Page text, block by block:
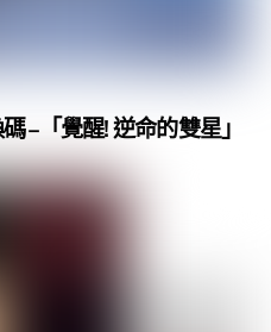
–「覺醒! 逆命的雙星」